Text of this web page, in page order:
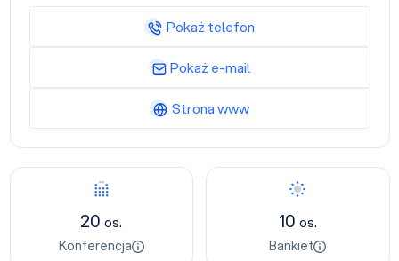
20os.
Konferencja
10 os.
Bankiet
Pokaż telefon
Pokaż e-mail
Strona www